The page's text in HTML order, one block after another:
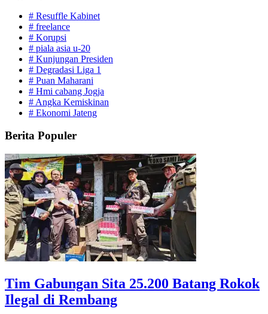
# Resuffle Kabinet
# freelance
# Korupsi
# piala asia u-20
# Kunjungan Presiden
# Degradasi Liga 1
# Puan Maharani
# Hmi cabang Jogja
# Angka Kemiskinan
# Ekonomi Jateng
Berita Populer
Tim Gabungan Sita 25.200 Batang Rokok
Ilegal di Rembang